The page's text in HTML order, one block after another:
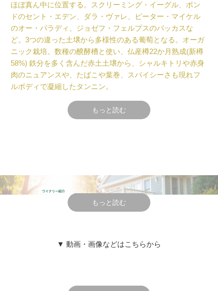
ほぼ真ん中に位置する。スクリーミング・イーグル、ボン
ドのセント・エデン、ダラ・ヴァレ、ピーター・マイケル
のオー・パラディ、ジョゼフ・フェルプスのバッカスな
ど。3つの違った土壌から多様性のある葡萄となる。オーガ
ニック栽培。数種の醗酵槽と使い、仏産樽22か月熟成(新樽
58%) 鉄分を多く含んだ赤土土壌から、シャルキトリや赤身
肉のニュアンスや、たばこや葉巻、スパイシーさも現れフ
ルボディで凝縮したタンニン。
もっと読む
える年。
たっぷりと雨が降った冬から春、おだやかな初夏から十分
な日照、熱波もなく栽培チームが十分な管理を行え、収穫
も最適なタイミングを捉え何回にも分け、糖度・成熟度を
9月19日に始まり、16日間、10回に分けての収穫になった。
もっと読む
▼ 動画・画像などはこちらから